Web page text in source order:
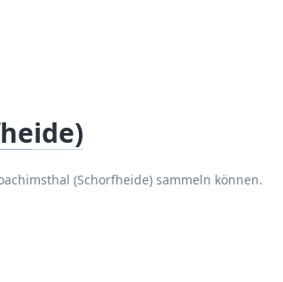
(Schorfheide) sammeln können.